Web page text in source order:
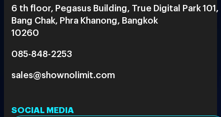
6 th floor, Pegasus Building, True Digital Park 101,
Bang Chak, Phra Khanong, Bangkok
10260
085-848-2253
sales@shownolimit.com
SOCIAL MEDIA